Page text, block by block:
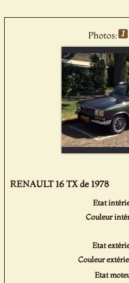
Photos:
RENAULT 16 TX de 1978
Etat
Couleur
Etat
Couleur
Etat